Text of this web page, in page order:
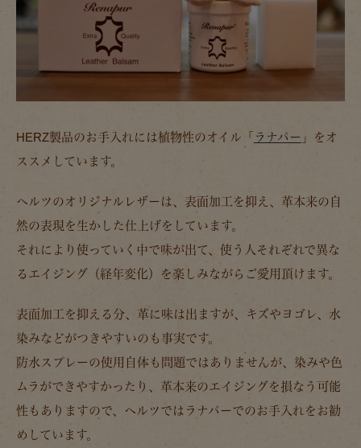
HERZ製品のお手入れには植物性のオイル「 ラナパー 」をオ
ススメしています。
ヘルツのオリジナルレザーは、表面加工を抑え、革本来の自
然の表現を生かした仕上げをしています。
それにより使っていく中で味が出て、使う人それぞれで異な
るエイジング（経年変化）を楽しみながらご愛用頂けます。
表面加工を抑える分、革に味は出ますが、キズやヨゴレ、水
染みなどがつきやすいのも事実です。
防水スプレーの使用自体も問題ではありませんが、染みや色
ムラができやすかったり、革本来のエイジングを損なう可能
性もありますので、ヘルツではラナパーでのお手入れをお勧
めしています。